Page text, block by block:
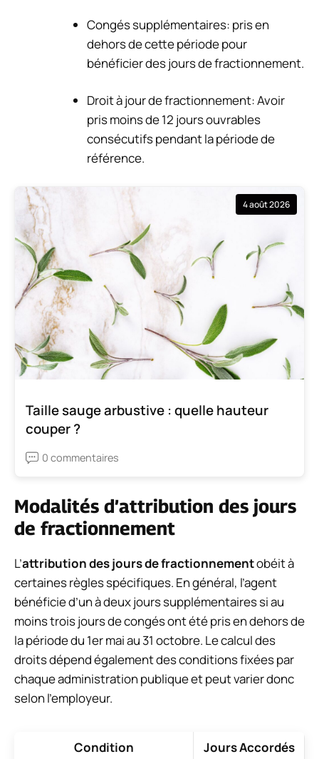
Congés supplémentaires: pris en
dehors de cette période pour
bénéficier des jours de fractionnement.
Droit à jour de fractionnement: Avoir
pris moins de 12 jours ouvrables
consécutifs pendant la période de
référence.
4 août 2026
Taille sauge arbustive : quelle hauteur
couper ?
0 commentaires
Modalités d’attribution des jours
de fractionnement
L’attribution des jours de fractionnementobéit à
certaines règles spécifiques. En général, l’agent
bénéficie d’un à deux jours supplémentaires si au
moins trois jours de congés ont été pris en dehors de
la période du 1er mai au 31 octobre. Le calcul des
droits dépend également des conditions fixées par
chaque administration publique et peut varier donc
selon l’employeur.
Condition Jours Accordés